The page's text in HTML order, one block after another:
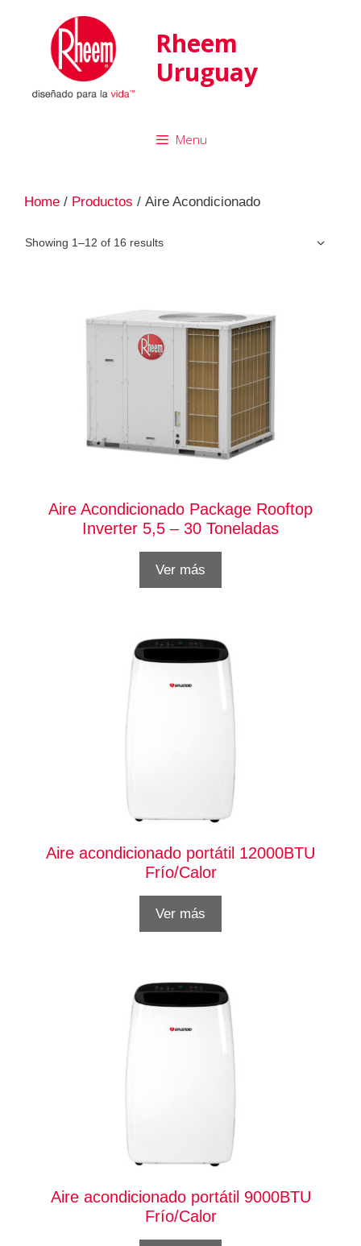
Rheem
Uruguay
Menu
Home / Productos / Aire Acondicionado
Showing 1–12 of 16 results
Aire Acondicionado Package Rooftop
Inverter 5,5 – 30 Toneladas
Ver más
Aire acondicionado portátil 12000BTU
Frío/Calor
Ver más
Aire acondicionado portátil 9000BTU
Frío/Calor